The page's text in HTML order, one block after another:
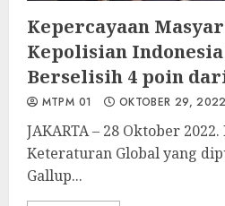
Kepercayaan
Kepolisian
Berselisih 4 poin
MTPM 01 OKTOBER 29, 2022
JAKARTA – 28 Oktober
Keteraturan Global yang
Gallup...